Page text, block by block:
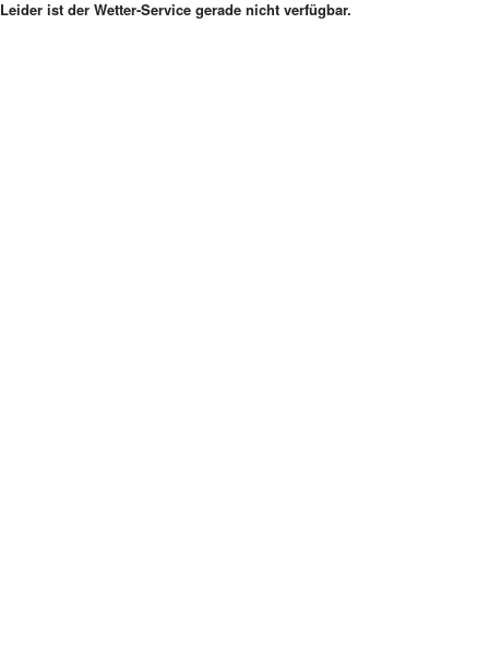
Leider ist der Wetter-Service gerade nicht verfügbar.